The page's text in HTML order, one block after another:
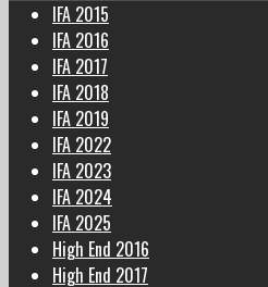
IFA 2015
IFA 2016
IFA 2017
IFA 2018
IFA 2019
IFA 2022
IFA 2023
IFA 2024
IFA 2025
High End 2016
High End 2017